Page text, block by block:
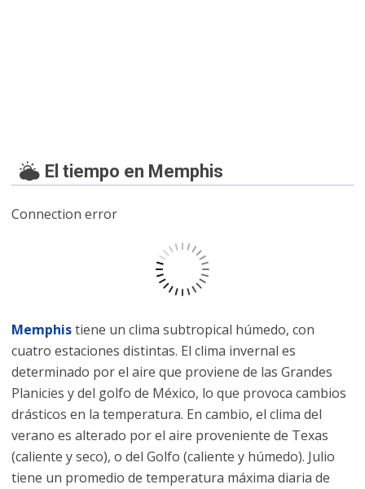
El tiempo en Memphis
Connection error
Memphistiene un clima subtropical húmedo, con
cuatro estaciones distintas. El clima invernal es
determinado por el aire que proviene de las Grandes
Planicies y del golfo de México, lo que provoca cambios
drásticos en la temperatura. En cambio, el clima del
verano es alterado por el aire proveniente de Texas
(caliente y seco), o del Golfo (caliente y húmedo). Julio
tiene un promedio de temperatura máxima diaria de